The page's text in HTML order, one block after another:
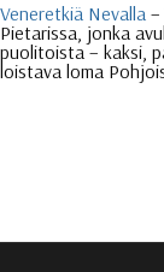
Veneretkiä Nevalla
Pietarissa, jonka
puolitoista – kaksi,
loistava loma